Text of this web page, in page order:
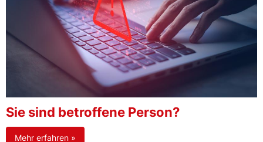
Sie sind betroffene Person?
Mehr erfahren »